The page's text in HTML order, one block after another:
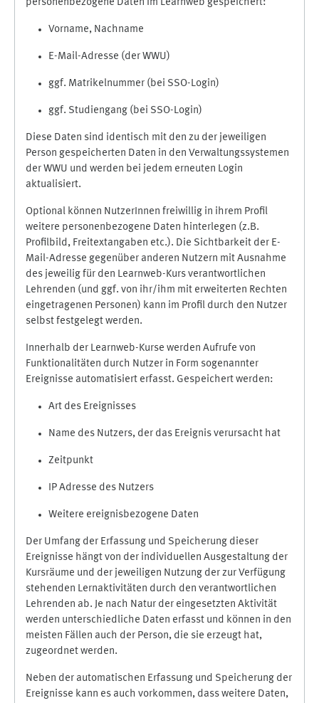
personenbezogene Daten im Learnweb gespeichert:
Vorname, Nachname
E-Mail-Adresse (der WWU)
ggf. Matrikelnummer (bei SSO-Login)
ggf. Studiengang (bei SSO-Login)
Diese Daten sind identisch mit den zu der jeweiligen
Person gespeicherten Daten in den Verwaltungssystemen
der WWU und werden bei jedem erneuten Login
aktualisiert.
Optional können NutzerInnen freiwillig in ihrem Profil
weitere personenbezogene Daten hinterlegen (z.B.
Profilbild, Freitextangaben etc.). Die Sichtbarkeit der E-
Mail-Adresse gegenüber anderen Nutzern mit Ausnahme
des jeweilig für den Learnweb-Kurs verantwortlichen
Lehrenden (und ggf. von ihr/ihm mit erweiterten Rechten
eingetragenen Personen) kann im Profil durch den Nutzer
selbst festgelegt werden.
Innerhalb der Learnweb-Kurse werden Aufrufe von
Funktionalitäten durch Nutzer in Form sogenannter
Ereignisse automatisiert erfasst. Gespeichert werden:
Art des Ereignisses
Name des Nutzers, der das Ereignis verursacht hat
Zeitpunkt
IP Adresse des Nutzers
Weitere ereignisbezogene Daten
Der Umfang der Erfassung und Speicherung dieser
Ereignisse hängt von der individuellen Ausgestaltung der
Kursräume und der jeweiligen Nutzung der zur Verfügung
stehenden Lernaktivitäten durch den verantwortlichen
Lehrenden ab. Je nach Natur der eingesetzten Aktivität
werden unterschiedliche Daten erfasst und können in den
meisten Fällen auch der Person, die sie erzeugt hat,
zugeordnet werden.
Neben der automatischen Erfassung und Speicherung der
Ereignisse kann es auch vorkommen, dass weitere Daten,